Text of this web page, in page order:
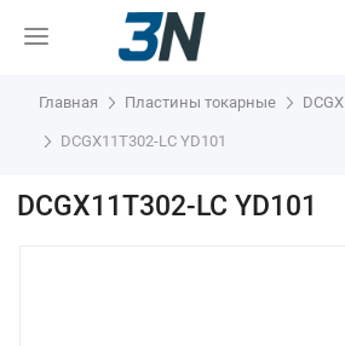
Главная Пластины токарные DCGX
DCGX11T302-LC YD101
DCGX11T302-LC YD101